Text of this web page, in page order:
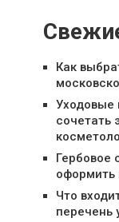
Как
Уходовые
сочетать
Гербовое
оформить
Что
перечень